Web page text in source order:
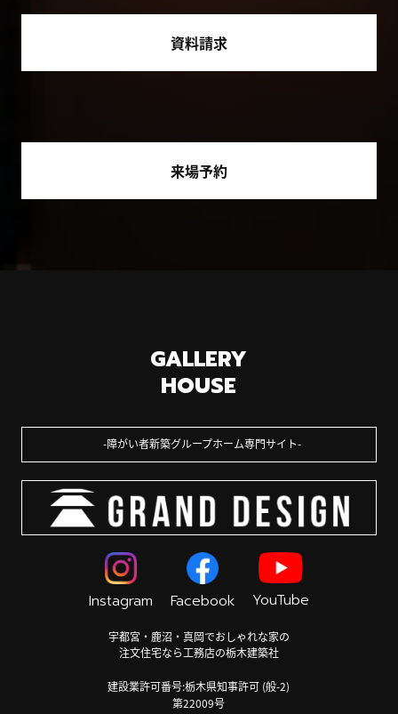
資料請求
来場予約
GALLERY
HOUSE
障がい者新築グループホーム専門サイト
Instagram Facebook YouTube
宇都宮・鹿沼・真岡でおしゃれな家の
注文住宅なら工務店の栃木建築社
建設業許可番号:栃木県知事許可 (般-2)
第22009号